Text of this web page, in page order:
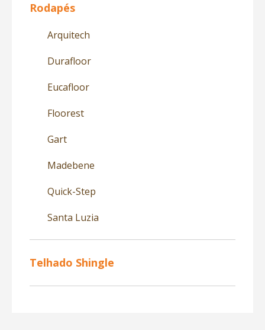
Rodapés
Arquitech
Durafloor
Eucafloor
Floorest
Gart
Madebene
Quick-Step
Santa Luzia
Telhado Shingle